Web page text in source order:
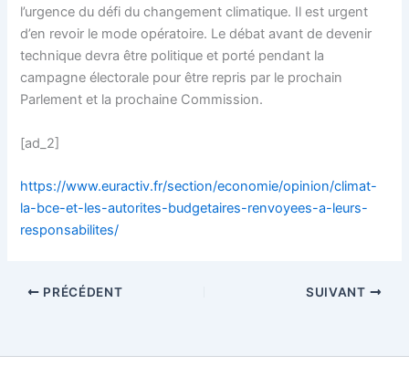
l’urgence du défi du changement climatique. Il est urgent
d’en revoir le mode opératoire. Le débat avant de devenir
technique devra être politique et porté pendant la
campagne électorale pour être repris par le prochain
Parlement et la prochaine Commission.
[ad_2]
https://www.euractiv.fr/section/economie/opinion/climat-
la-bce-et-les-autorites-budgetaires-renvoyees-a-leurs-
responsabilites/
PRÉCÉDENT SUIVANT